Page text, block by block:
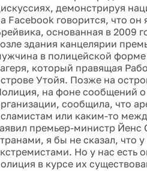
демонстрируя
Facebook говорится, что
основанная в 2009
здания канцелярии
в полицейской форме
который правящая
Утойя. Позже на
на фоне сообщений о
сообщила, что
или каким-то
премьер-министр Йенс
я бы не сказал, что
Но у нас есть
в курсе их